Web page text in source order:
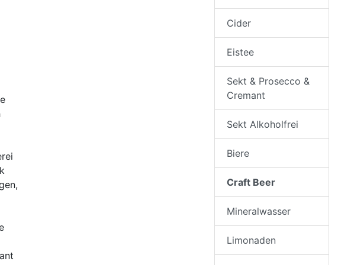
Cider
Eistee
Sekt & Prosecco &
Cremant
Sekt Alkoholfrei
Biere
Craft Beer
Mineralwasser
Limonaden